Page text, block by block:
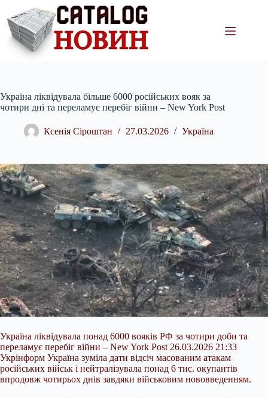
вмісту
Україна ліквідувала більше 6000 російських вояк за
чотири дні та переламує перебіг війни – New York Post
Ксенія Сіроштан 27.03.2026 Україна
Україна ліквідувала понад 6000 вояків РФ за чотири доби та
переламує перебіг війни – New York Post 26.03.2026 21:33
Укрінформ Україна зуміла дати відсіч масованим атакам
російських військ і нейтралізувала понад 6 тис. окупантів
впродовж чотирьох днів завдяки військовим нововведенням.